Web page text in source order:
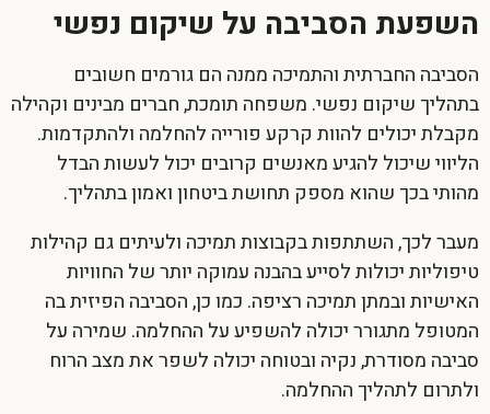
השפעת הסביבה על שיקום נפשי
הסביבה החברתית והתמיכה ממנה הם גורמים חשובים
בתהליךשיקום נפשי. משפחה תומכת, חברים מבינים וקהילה
מקבלת יכולים להוות קרקע פורייה להחלמה ולהתקדמות.
הליווי שיכול להגיע מאנשים קרובים יכול לעשות הבדל
מהותי בכך שהוא מספק תחושת ביטחון ואמון בתהליך.
מעבר לכך, השתתפות בקבוצות תמיכה ולעיתים גם קהילות
טיפוליות יכולות לסייע בהבנה עמוקה יותר של החוויות
האישיות ובמתן תמיכה רציפה. כמו כן, הסביבה הפיזית בה
המטופל מתגורר יכולה להשפיע על ההחלמה. שמירה על
סביבה מסודרת, נקיה ובטוחה יכולה לשפר את מצב הרוח
ולתרום לתהליך ההחלמה.